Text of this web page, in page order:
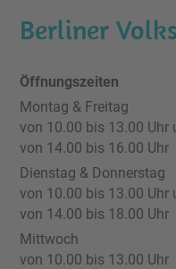
Kultur
Service
Kontakt
Berliner
Öffnungszeiten
Montag & Freitag
von 10.00 bis 13.00 Uhr
von 14.00 bis 16.00 Uhr
Dienstag & Donnerstag
von 10.00 bis 13.00 Uhr
von 14.00 bis 18.00 Uhr
Mittwoch
von 10.00 bis 13.00 Uhr